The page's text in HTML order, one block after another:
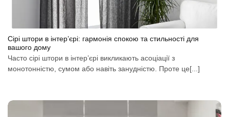
Сірі штори в інтер’єрі: гармонія спокою та стильності для
вашого дому
Часто сірі штори в інтер’єрі викликають асоціації з
монотонністю, сумом або навіть занудністю. Проте це[...]